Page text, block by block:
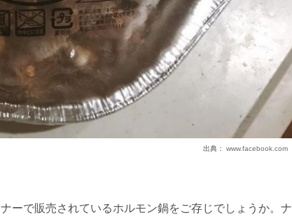
出典： www.facebook.com
ーで販売されているホルモン鍋をご存じでしょうか。ナ